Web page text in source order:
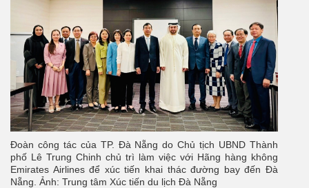
Đoàn công tác của TP. Đà Nẵng do Chủ tịch UBND Thành
phố Lê Trung Chinh chủ trì làm việc với Hãng hàng không
Emirates Airlines để xúc tiến khai thác đường bay đến Đà
Nẵng. Ảnh: Trung tâm Xúc tiến du lịch Đà Nẵng